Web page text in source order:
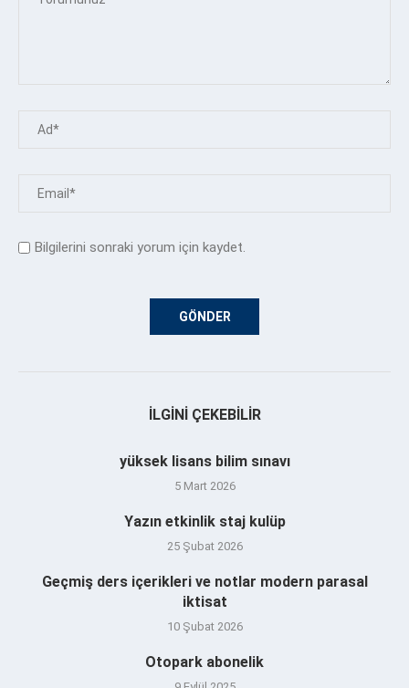
Bilgilerini sonraki yorum için kaydet.
İLGINI ÇEKEBILIR
yüksek lisans bilim sınavı
5 Mart 2026
Yazın etkinlik staj kulüp
25 Şubat 2026
Geçmiş ders içerikleri ve notlar modern parasal
iktisat
10 Şubat 2026
Otopark abonelik